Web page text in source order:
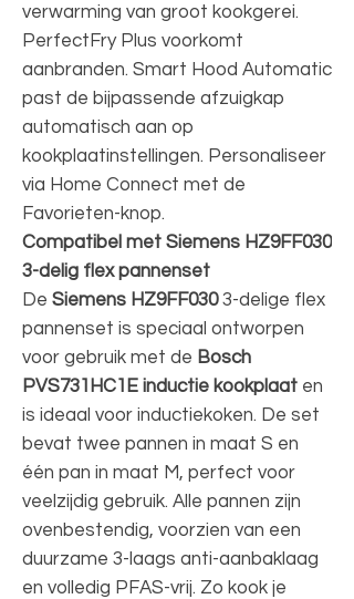
verwarming van groot kookgerei.
PerfectFry Plus voorkomt
aanbranden. Smart Hood Automatic
past de bijpassende afzuigkap
automatisch aan op
kookplaatinstellingen. Personaliseer
via Home Connect met de
Favorieten-knop.
Compatibel met Siemens HZ9FF030
3-delig flex pannenset
De Siemens HZ9FF0303-delige flex
pannenset is speciaal ontworpen
voor gebruik met de Bosch
PVS731HC1E inductie kookplaat en
is ideaal voor inductiekoken. De set
bevat twee pannen in maat S en
één pan in maat M, perfect voor
veelzijdig gebruik. Alle pannen zijn
ovenbestendig, voorzien van een
duurzame 3-laags anti-aanbaklaag
en volledig PFAS-vrij. Zo kook je